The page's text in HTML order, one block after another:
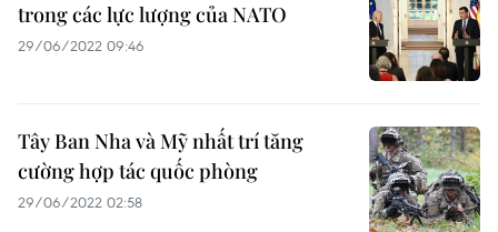
trong các lực lượng của NATO
29/06/2022 09:46
Tây Ban Nha và Mỹ nhất trí tăng
cường hợp tác quốc phòng
29/06/2022 02:58